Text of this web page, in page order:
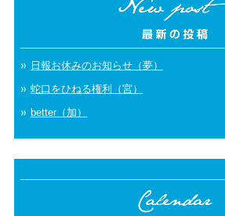
日報お休みのお知らせ（夢）
蛇口をひねる権利（宮）
better（加）